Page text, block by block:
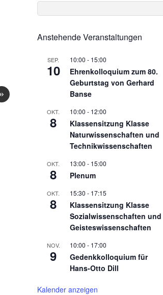
»
Anstehende Veranstaltungen
SEP.
10
10:00 - 15:00
Ehrenkolloquium zum 80.
Geburtstag von Gerhard
Banse
OKT.
8
10:00 - 12:00
Klassensitzung Klasse
Naturwissenschaften und
Technikwissenschaften
OKT.
8
13:00 - 15:00
Plenum
OKT.
8
15:30 - 17:15
Klassensitzung Klasse
Sozialwissenschaften und
Geisteswissenschaften
NOV.
9
10:00 - 17:00
Gedenkkolloquium für
Hans-Otto Dill
Kalender anzeigen